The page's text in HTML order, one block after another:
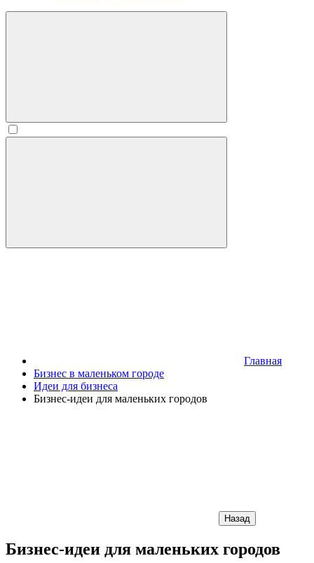
Главная
Бизнес в маленьком городе
Идеи для бизнеса
Бизнес-идеи для маленьких городов
Назад
Бизнес-идеи для маленьких городов